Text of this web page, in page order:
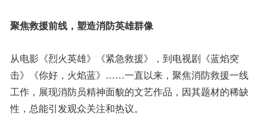
聚焦救援前线，塑造消防英雄群像
从电影《烈火英雄》《紧急救援》，到电视剧《蓝焰突
击》《你好，火焰蓝》……一直以来，聚焦消防救援一线
工作，展现消防员精神面貌的文艺作品，因其题材的稀缺
性，总能引发观众关注和热议。